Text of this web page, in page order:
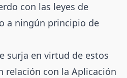
con las leyes de
a ningún principio de
surja en virtud de estos
relación con la Aplicación